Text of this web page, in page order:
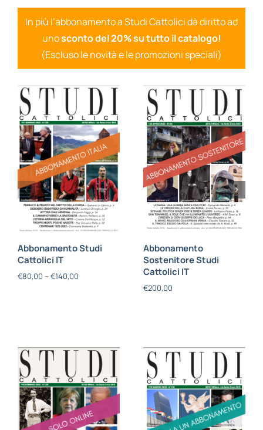
In più l’abbonamento a Studi Cattolici dà diritto ad
unosconto del 20% su tutto il catalogo!
(Escluso le novità e le promozioni speciali)
Abbonamento Studi
Cattolici IT
€80,00 – €140,00
Abbonamento
Sostenitore Studi
Cattolici IT
€200,00